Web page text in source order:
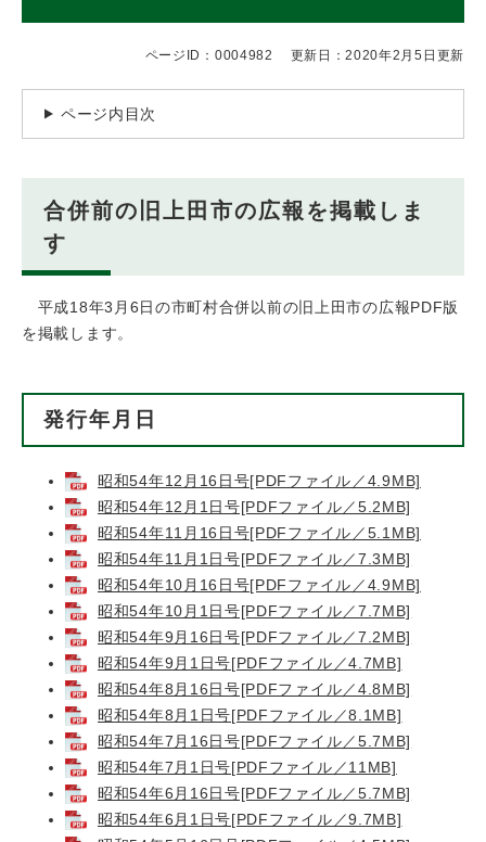
ページID：0004982 更新日：2020年2月5日更新
ページ内目次
合併前の旧上田市の広報を掲載しま
す
平成18年3月6日の市町村合併以前の旧上田市の広報PDF版
を掲載します。
発行年月日
昭和54年12月16日号[PDFファイル／4.9MB]
昭和54年12月1日号[PDFファイル／5.2MB]
昭和54年11月16日号[PDFファイル／5.1MB]
昭和54年11月1日号[PDFファイル／7.3MB]
昭和54年10月16日号[PDFファイル／4.9MB]
昭和54年10月1日号[PDFファイル／7.7MB]
昭和54年9月16日号[PDFファイル／7.2MB]
昭和54年9月1日号[PDFファイル／4.7MB]
昭和54年8月16日号[PDFファイル／4.8MB]
昭和54年8月1日号[PDFファイル／8.1MB]
昭和54年7月16日号[PDFファイル／5.7MB]
昭和54年7月1日号[PDFファイル／11MB]
昭和54年6月16日号[PDFファイル／5.7MB]
昭和54年6月1日号[PDFファイル／9.7MB]